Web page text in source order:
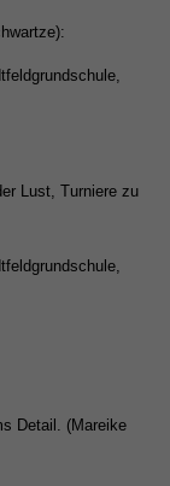
Lust, Turniere zu
Detail. (Mareike